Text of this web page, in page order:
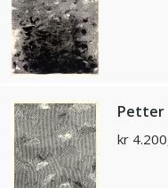
Petter
kr